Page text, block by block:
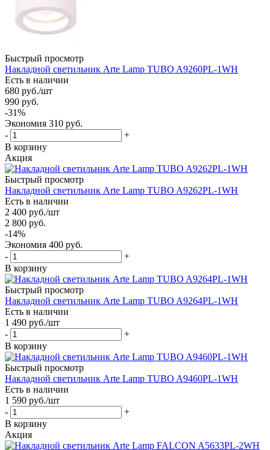
Быстрый просмотр
Накладной светильник Arte Lamp TUBO A9260PL-1WH
Есть в наличии
680 руб./шт
990 руб.
-31%
Экономия 310 руб.
-
+
В корзину
Акция
Быстрый просмотр
Накладной светильник Arte Lamp TUBO A9262PL-1WH
Есть в наличии
2 400 руб./шт
2 800 руб.
-14%
Экономия 400 руб.
-
+
В корзину
Быстрый просмотр
Накладной светильник Arte Lamp TUBO A9264PL-1WH
Есть в наличии
1 490 руб./шт
-
+
В корзину
Быстрый просмотр
Накладной светильник Arte Lamp TUBO A9460PL-1WH
Есть в наличии
1 590 руб./шт
-
+
В корзину
Акция